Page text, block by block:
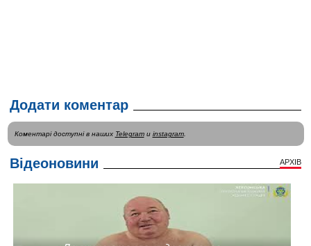
Додати коментар
Коментарі доступні в наших Telegramи instagram.
Відеоновини АРХІВ